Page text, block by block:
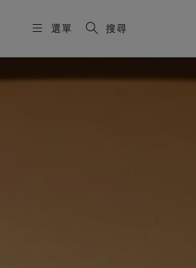
選單 搜尋